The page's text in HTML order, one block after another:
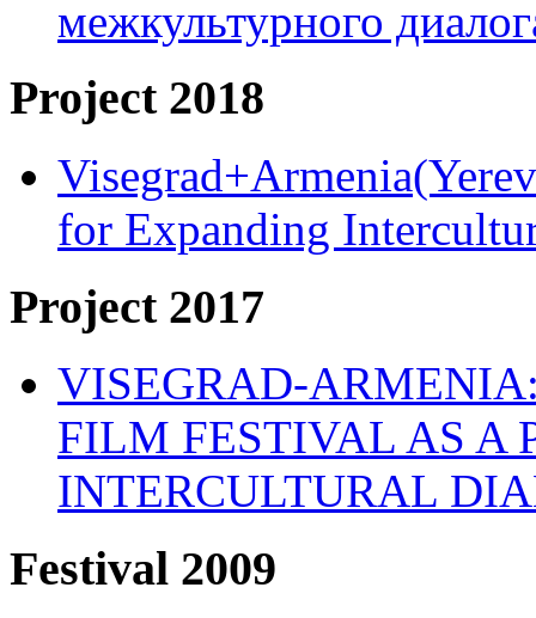
межкультурного
Project 2018
for Expanding
Project 2017
VISEGRAD-
FILM FESTIVAL AS A
INTERCULTURAL
Festival 2009